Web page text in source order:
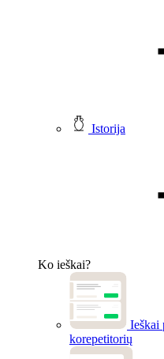
Istorija
Ko ieškai?
Ieškai
korepetitorių